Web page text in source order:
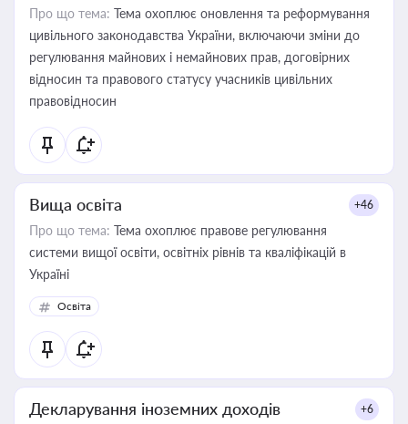
Про що тема: Тема охоплює оновлення та реформування
цивільного законодавства України, включаючи зміни до
регулювання майнових і немайнових прав, договірних
відносин та правового статусу учасників цивільних
правовідносин
Вища освіта +46
Про що тема: Тема охоплює правове регулювання
системи вищої освіти, освітніх рівнів та кваліфікацій в
Україні
Освіта
Декларування іноземних доходів +6